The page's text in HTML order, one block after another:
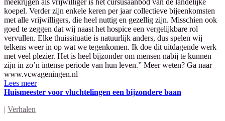
koepel. Verder zijn enkele keren per jaar collectieve bijeenkomsten
met alle vrijwilligers, die heel nuttig en gezellig zijn. Misschien ook
goed te zeggen dat wij naast het hospice een vergelijkbare rol
vervullen. Elke thuissituatie is natuurlijk anders, dus spelen wij
telkens weer in op wat we tegenkomen. Ik doe dit uitdagende werk
met veel plezier. Het is heel bijzonder om mensen nabij te kunnen
zijn in zo’n intense periode van hun leven.” Meer weten? Ga naar
www.vcwageningen.nl
Lees meer
Huismeester voor vluchtelingen een bijzondere baan
| Verhalen